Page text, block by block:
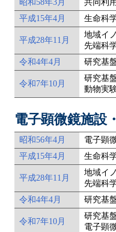
昭和58年3月
共同利
平成15年4月
生命科
平成28年11月
地域イ
先端科
令和4年4月
研究基
令和7年10月
研究基
動物実
電子顕微鏡施設
昭和56年4月
電子顕
平成15年4月
生命科
平成28年11月
地域イ
先端科
令和4年4月
研究基
令和7年10月
研究基
電子顕